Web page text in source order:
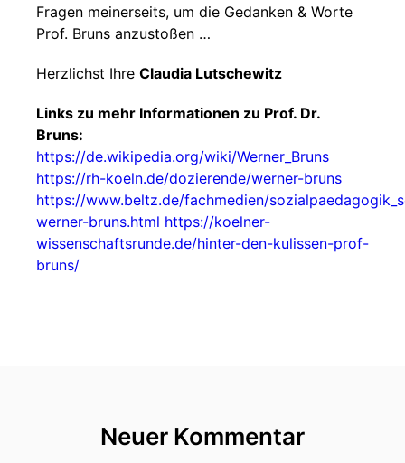
Fragen meinerseits, um die Gedanken & Worte
Prof. Bruns anzustoßen …
Herzlichst Ihre Claudia Lutschewitz
Links zu mehr Informationen zu Prof. Dr.
Bruns:
https://de.wikipedia.org/wiki/Werner_Bruns
https://rh-koeln.de/dozierende/werner-bruns
https://www.beltz.de/fachmedien/
werner-bruns.html https://koelner-
wissenschaftsrunde.de/hinter-den-kulissen-prof-
bruns/
Neuer Kommentar